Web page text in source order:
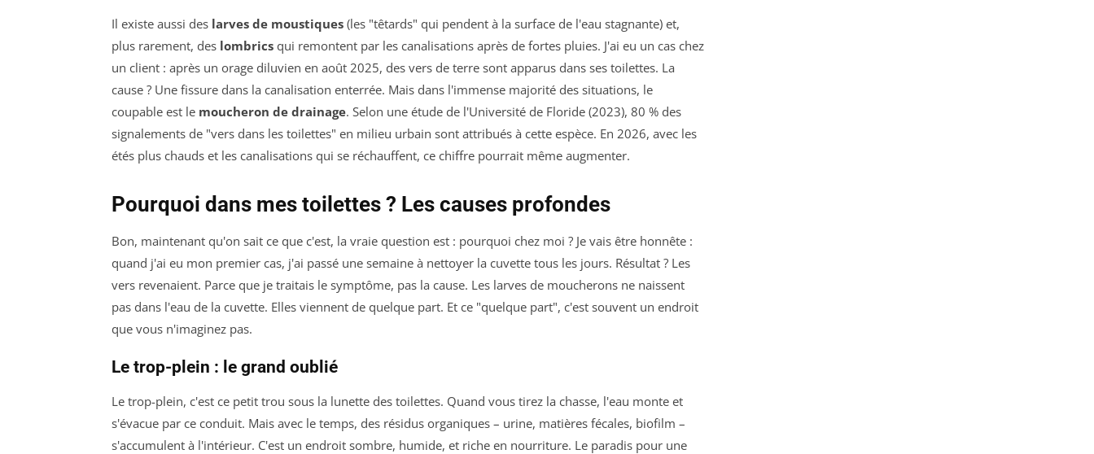
Il existe aussi des larves de moustiques (les "têtards" qui pendent à la surface de l'eau stagnante) et,
plus rarement, des lombrics qui remontent par les canalisations après de fortes pluies. J'ai eu un cas chez
un client : après un orage diluvien en août 2025, des vers de terre sont apparus dans ses toilettes. La
cause ? Une fissure dans la canalisation enterrée. Mais dans l'immense majorité des situations, le
coupable est le moucheron de drainage. Selon une étude de l'Université de Floride (2023), 80 % des
signalements de "vers dans les toilettes" en milieu urbain sont attribués à cette espèce. En 2026, avec les
étés plus chauds et les canalisations qui se réchauffent, ce chiffre pourrait même augmenter.
Pourquoi dans mes toilettes ? Les causes profondes
Bon, maintenant qu'on sait ce que c'est, la vraie question est : pourquoi chez moi ? Je vais être honnête :
quand j'ai eu mon premier cas, j'ai passé une semaine à nettoyer la cuvette tous les jours. Résultat ? Les
vers revenaient. Parce que je traitais le symptôme, pas la cause. Les larves de moucherons ne naissent
pas dans l'eau de la cuvette. Elles viennent de quelque part. Et ce "quelque part", c'est souvent un endroit
que vous n'imaginez pas.
Le trop-plein : le grand oublié
Le trop-plein, c'est ce petit trou sous la lunette des toilettes. Quand vous tirez la chasse, l'eau monte et
s'évacue par ce conduit. Mais avec le temps, des résidus organiques – urine, matières fécales, biofilm –
s'accumulent à l'intérieur. C'est un endroit sombre, humide, et riche en nourriture. Le paradis pour une